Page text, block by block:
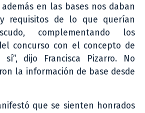
en las bases nos daban
requisitos de lo que querían
complementando los
concurso con el concepto de
dijo Francisca Pizarro. No
la información de base desde
que se sienten honrados